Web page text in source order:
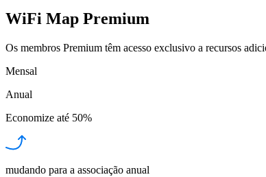
WiFi Map Premium
Os membros Premium têm acesso exclusivo a recursos
Mensal
Anual
Economize até 50%
mudando para a associação anual